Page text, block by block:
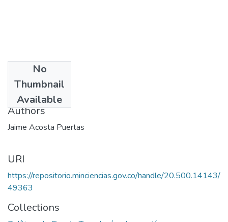
No
Thumbnail
Available
1990
Authors
Jaime Acosta Puertas
URI
https://repositorio.minciencias.gov.co/handle/20.500.14143/
49363
Collections